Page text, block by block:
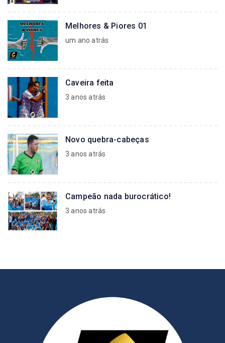
Melhores & Piores 01
um ano atrás
Caveira feita
3 anos atrás
Novo quebra-cabeças
3 anos atrás
Campeão nada burocrático!
3 anos atrás